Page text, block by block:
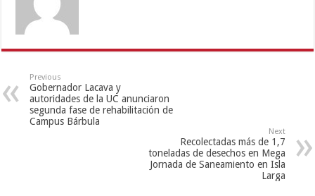
Previous
Gobernador Lacava y
autoridades de la UC anunciaron
segunda fase de rehabilitación de
Campus Bárbula
Next
Recolectadas más de 1,7
toneladas de desechos en Mega
Jornada de Saneamiento en Isla
Larga